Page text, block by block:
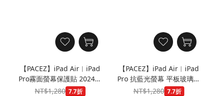
【PACEZ】iPad Air︱iPad
Pro霧面螢幕保護貼 2024款
M2 & M4
NT$1,280 7.7折
【PACEZ】iPad Air︱iPad
Pro 抗藍光螢幕 平板玻璃保
護貼 2024款 M2 & M4
NT$1,280 7.7折